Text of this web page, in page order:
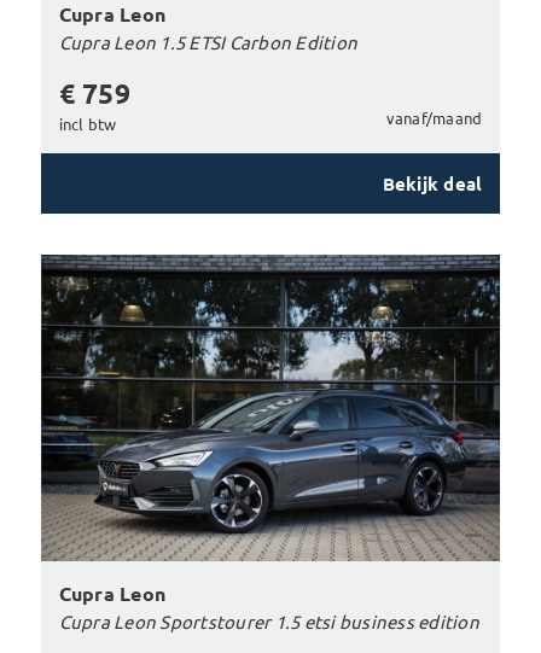
Cupra Leon
Cupra Leon 1.5 ETSI Carbon Edition
€ 759
incl btw vanaf/maand
Bekijk deal
Cupra Leon
Cupra Leon Sportstourer 1.5 etsi business edition